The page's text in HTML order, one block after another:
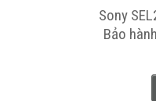
Sony
Bảo